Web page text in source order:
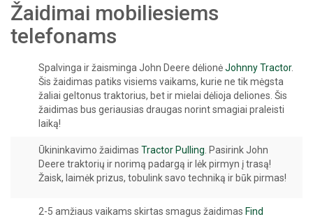
Žaidimai mobiliesiems
telefonams
Spalvinga ir žaisminga John Deere dėlionėJohnny Tractor.
Šis žaidimas patiks visiems vaikams, kurie ne tik mėgsta
žaliai geltonus traktorius, bet ir mielai dėlioja deliones. Šis
žaidimas bus geriausias draugas norint smagiai praleisti
laiką!
Ūkininkavimo žaidimas Tractor Pulling . Pasirink John
Deere traktorių ir norimą padargą ir lėk pirmyn į trasą!
Žaisk, laimėk prizus, tobulink savo techniką ir būk pirmas!
2-5 amžiaus vaikams skirtas smagus žaidimas Find